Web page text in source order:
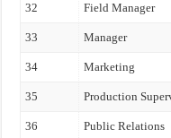
32 Field Manager
33 Manager
34 Marketing
35 Production
36 Public Relations